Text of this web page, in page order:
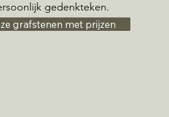
gedenkteken.
grafstenen met prijzen